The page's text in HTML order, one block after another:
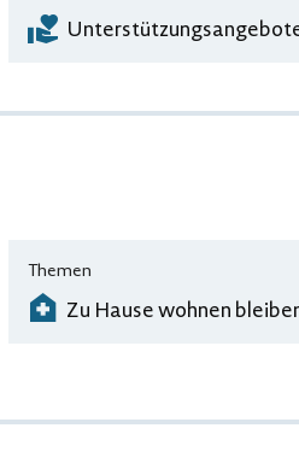
Themen
Zu Hause wohnen